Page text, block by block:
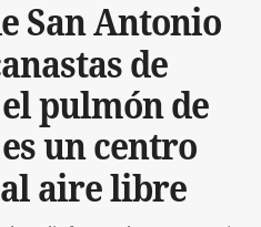
San Antonio
de
pulmón de
un centro
aire libre